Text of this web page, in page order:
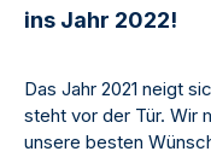
ins Jahr 2022!
Das Jahr 2021 neigt
steht vor der Tür. Wir
unsere besten